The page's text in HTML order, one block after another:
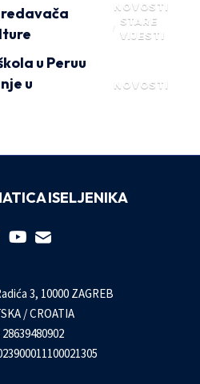
NOVOSTI
STARE
VIJESTI
NOVOSTI
u Peruu
u
ISELJENIKA
3, 10000 ZAGREB
/ CROATIA
28639480902